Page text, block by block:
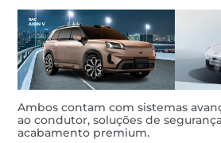
Ambos contam com sistemas
ao condutor, soluções de
acabamento premium.